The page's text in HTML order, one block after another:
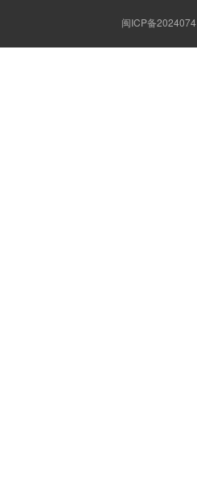
闽ICP备